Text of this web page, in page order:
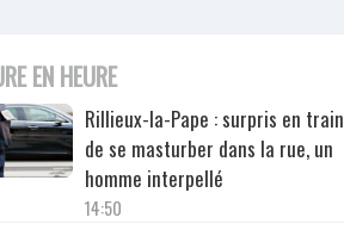
EN HEURE
Rillieux-la-Pape : surpris en train
de se masturber dans la rue, un
homme interpellé
14:50